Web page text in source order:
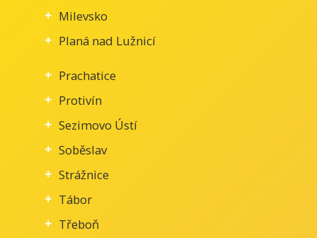
Milevsko
Planá nad Lužnicí
Prachatice
Protivín
Sezimovo Ústí
Soběslav
Strážnice
Tábor
Třeboň